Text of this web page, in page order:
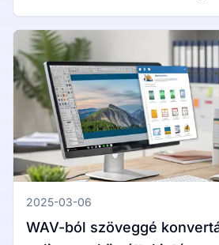
útmutató Windows és Mac
2025-03-06
WAV-ból szöveggé